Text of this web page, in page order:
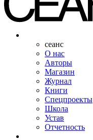
сеанс
О нас
Авторы
Магазин
Журнал
Книги
Спецпроекты
Школа
Устав
Отчетность